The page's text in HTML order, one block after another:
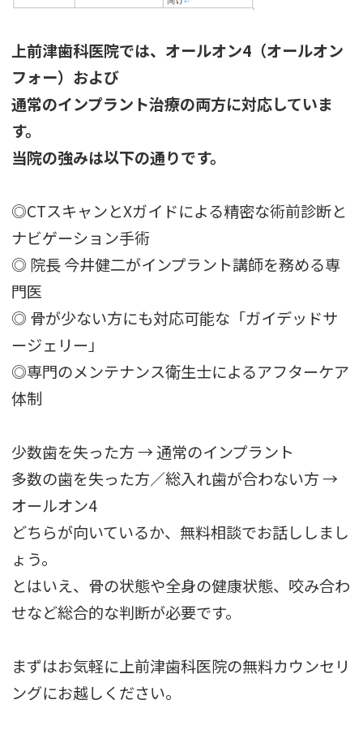
上前津歯科医院では、オールオン4（オールオン
フォー）および
通常のインプラント治療の両方に対応していま
す。
当院の強みは以下の通りです。
◎CTスキャンとXガイドによる精密な術前診断と
ナビゲーション手術
◎ 院長 今井健二がインプラント講師を務める専
門医
◎ 骨が少ない方にも対応可能な「ガイデッドサ
ージェリー」
◎専門のメンテナンス衛生士によるアフターケア
体制
少数歯を失った方 → 通常のインプラント
多数の歯を失った方／総入れ歯が合わない方 →
オールオン4
どちらが向いているか、無料相談でお話ししまし
ょう。
とはいえ、骨の状態や全身の健康状態、咬み合わ
せなど総合的な判断が必要です。
まずはお気軽に上前津歯科医院の無料カウンセリ
ングにお越しください。